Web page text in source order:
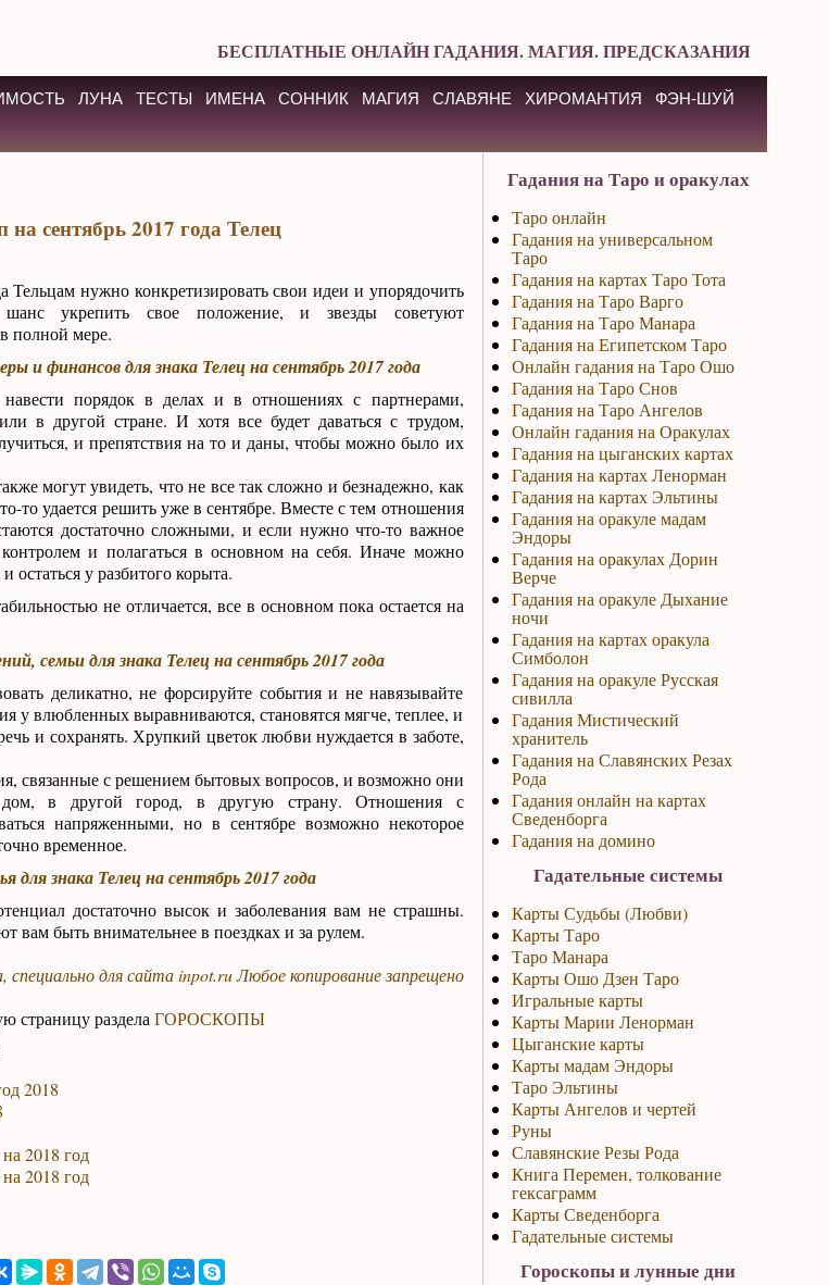
БЕСПЛАТНЫЕ ОНЛАЙН ГАДАНИЯ. МАГИЯ. ПРЕДСКАЗАНИЯ
ЛУНА ТЕСТЫ ИМЕНА СОННИК МАГИЯ СЛАВЯНЕ ХИРОМАНТИЯ
ФЭН-ШУЙ
на сентябрь 2017 года Телец
Тельцам нужно конкретизировать свои идеи и упорядочить
укрепить свое положение, и звезды советуют
полной мере.
и финансов для знака Телец на сентябрь 2017 года
порядок в делах и в отношениях с партнерами,
в другой стране. И хотя все будет даваться с трудом,
и препятствия на то и даны, чтобы можно было их
могут увидеть, что не все так сложно и безнадежно, как
то удается решить уже в сентябре. Вместе с тем отношения
достаточно сложными, и если нужно что-то важное
и полагаться в основном на себя. Иначе можно
у разбитого корыта.
не отличается, все в основном пока остается на
семьи для знака Телец на сентябрь 2017 года
деликатно, не форсируйте события и не навязывайте
у влюбленных выравниваются, становятся мягче, теплее, и
и сохранять. Хрупкий цветок любви нуждается в заботе,
связанные с решением бытовых вопросов, и возможно они
в другой город, в другую страну. Отношения с
напряженными, но в сентябре возможно некоторое
временное.
для знака Телец на сентябрь 2017 года
достаточно высок и заболевания вам не страшны.
вам быть внимательнее в поездках и за рулем.
для сайтаinpot.ruЛюбое копирование запрещено
страницу раздела ГОРОСКОПЫ
2018
2018 год
2018 год
Гадания на Таро и оракулах
Таро онлайн
Гадания на универсальном
Таро
Гадания на картах Таро Тота
Гадания на Таро Варго
Гадания на Таро Манара
Гадания на Египетском Таро
Онлайн гадания на Таро Ошо
Гадания на Таро Снов
Гадания на Таро Ангелов
Онлайн гадания на Оракулах
Гадания на цыганских картах
Гадания на картах Ленорман
Гадания на картах Эльтины
Гадания на оракуле мадам
Эндоры
Гадания на оракулах Дорин
Верче
Гадания на оракуле Дыхание
ночи
Гадания на картах оракула
Симболон
Гадания на оракуле Русская
сивилла
Гадания Мистический
хранитель
Гадания на Славянских Резах
Рода
Гадания онлайн на картах
Сведенборга
Гадания на домино
Гадательные системы
Карты Судьбы (Любви)
Карты Таро
Таро Манара
Карты Ошо Дзен Таро
Игральные карты
Карты Марии Ленорман
Цыганские карты
Карты мадам Эндоры
Таро Эльтины
Карты Ангелов и чертей
Руны
Славянские Резы Рода
Книга Перемен, толкование
гексаграмм
Карты Сведенборга
Гадательные системы
Гороскопы и лунные дни